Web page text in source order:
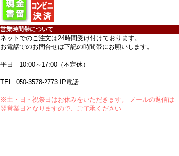
営業時間帯について
ネットでのご注文は24時間受け付けております。
お電話でのお問合せは下記の時間帯にお願いします。
平日 10:00～17:00（不定休）
TEL: 050-3578-2773 IP電話
※土・日・祝祭日はお休みをいただきます。 メールの返信は
翌営業日となりますので、ご了承ください